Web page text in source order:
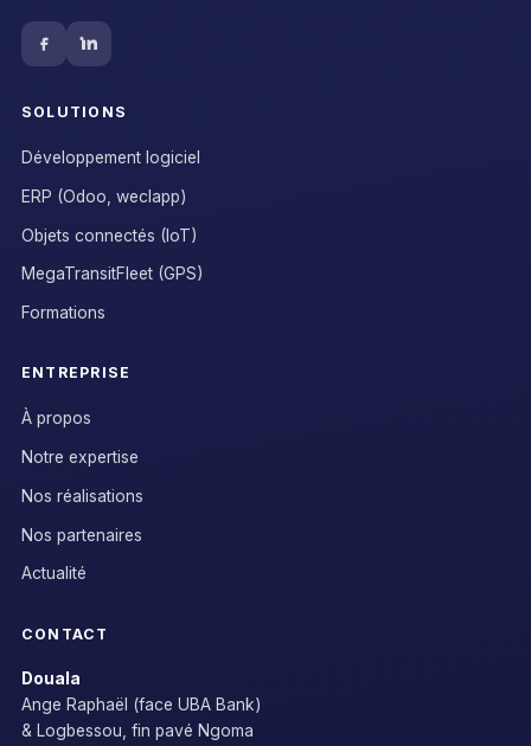
SOLUTIONS
Développement logiciel
ERP (Odoo, weclapp)
Objets connectés (IoT)
MegaTransitFleet (GPS)
Formations
ENTREPRISE
À propos
Notre expertise
Nos réalisations
Nos partenaires
Actualité
CONTACT
Douala
Ange Raphaël (face UBA Bank)
& Logbessou, fin pavé Ngoma